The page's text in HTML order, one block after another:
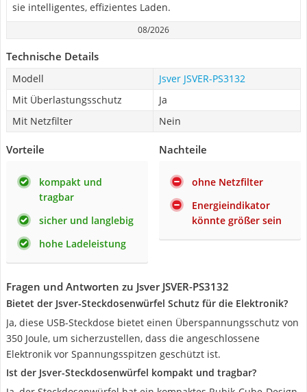
sie intelligentes, effizientes Laden.
08/2026
Technische Details
Modell
Jsver JSVER-PS3132
Mit Überlastungsschutz
Ja
Mit Netzfilter
Nein
Vorteile
kompakt und
tragbar
sicher und langlebig
hohe Ladeleistung
Nachteile
ohne Netzfilter
Energieindikator
könnte größer sein
Fragen und Antworten zu Jsver JSVER-PS3132
Bietet der Jsver-Steckdosenwürfel Schutz für die Elektronik?
Ja, diese USB-Steckdose bietet einen Überspannungsschutz von
350 Joule, um sicherzustellen, dass die angeschlossene
Elektronik vor Spannungsspitzen geschützt ist.
Ist der Jsver-Steckdosenwürfel kompakt und tragbar?